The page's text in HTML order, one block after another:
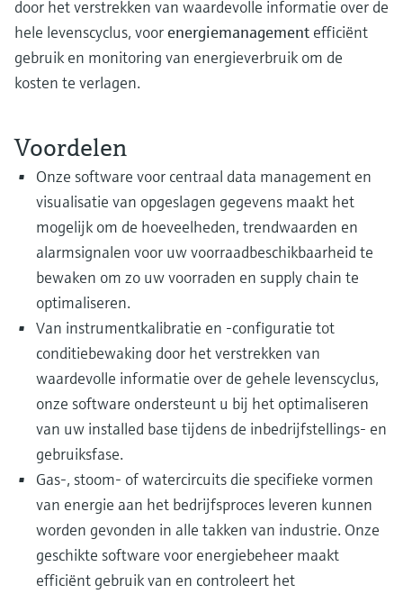
door het verstrekken van waardevolle informatie over de
hele levenscyclus, voorenergiemanagement efficiënt
gebruik en monitoring van energieverbruik om de
kosten te verlagen.
Voordelen
Onze software voor centraal data management en
visualisatie van opgeslagen gegevens maakt het
mogelijk om de hoeveelheden, trendwaarden en
alarmsignalen voor uw voorraadbeschikbaarheid te
bewaken om zo uw voorraden en supply chain te
optimaliseren.
Van instrumentkalibratie en -configuratie tot
conditiebewaking door het verstrekken van
waardevolle informatie over de gehele levenscyclus,
onze software ondersteunt u bij het optimaliseren
van uw installed base tijdens de inbedrijfstellings- en
gebruiksfase.
Gas-, stoom- of watercircuits die specifieke vormen
van energie aan het bedrijfsproces leveren kunnen
worden gevonden in alle takken van industrie. Onze
geschikte software voor energiebeheer maakt
efficiënt gebruik van en controleert het